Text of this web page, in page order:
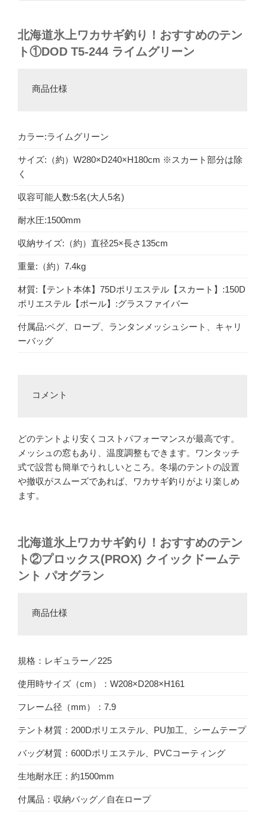
北海道氷上ワカサギ釣り！おすすめのテン
ト①DOD T5-244 ライムグリーン
商品仕様
カラー:ライムグリーン
サイズ:（約）W280×D240×H180cm ※スカート部分は除
く
収容可能人数:5名(大人5名)
耐水圧:1500mm
収納サイズ:（約）直径25×長さ135cm
重量:（約）7.4kg
材質:【テント本体】75Dポリエステル【スカート】:150D
ポリエステル【ポール】:グラスファイバー
付属品:ペグ、ロープ、ランタンメッシュシート、キャリ
ーバッグ
コメント
どのテントより安くコストパフォーマンスが最高です。
メッシュの窓もあり、温度調整もできます。ワンタッチ
式で設営も簡単でうれしいところ。冬場のテントの設置
や撤収がスムーズであれば、ワカサギ釣りがより楽しめ
ます。
北海道氷上ワカサギ釣り！おすすめのテン
ト②プロックス(PROX) クイックドームテ
ント パオグラン
商品仕様
規格：レギュラー／225
使用時サイズ（cm）：W208×D208×H161
フレーム径（mm）：7.9
テント材質：200Dポリエステル、PU加工、シームテープ
バッグ材質：600Dポリエステル、PVCコーティング
生地耐水圧：約1500mm
付属品：収納バッグ／自在ロープ